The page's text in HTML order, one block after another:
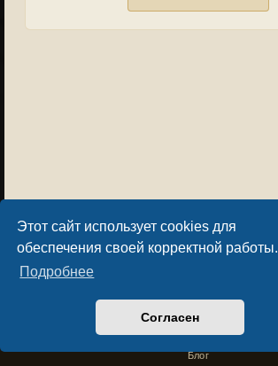
Этот сайт использует cookies для
обеспечения своей корректной работы.
Подробнее
Согласен
Privacy PolicyLicense Agreement
Copyright © Sacralium Games 2023-
Блог